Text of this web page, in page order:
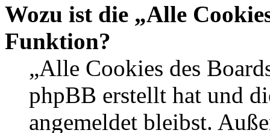
Wozu ist die „Alle
Funktion?
„Alle Cookies des
phpBB erstellt hat und
angemeldet bleibst.